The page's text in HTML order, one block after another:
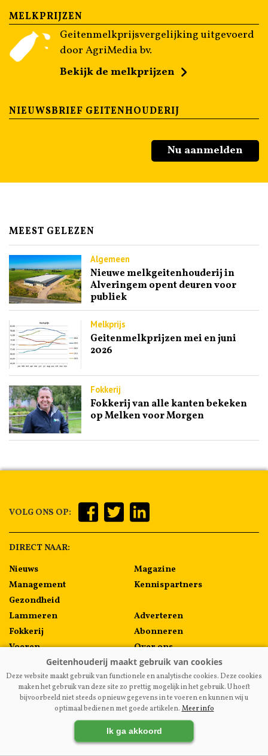
MELKPRIJZEN
Geitenmelkprijsvergelijking uitgevoerd
door AgriMedia bv.
Bekijk de melkprijzen
NIEUWSBRIEF GEITENHOUDERIJ
Nu aanmelden
MEEST GELEZEN
Algemeen
Nieuwe melkgeitenhouderij in
Alveringem opent deuren voor
publiek
Melkprijs
Geitenmelkprijzen mei en juni
2026
Fokkerij
Fokkerij van alle kanten bekeken
op Melken voor Morgen
VOLG ONS OP:
DIRECT NAAR:
Nieuws
Management
Gezondheid
Lammeren
Fokkerij
Voeren
Algemeen
Melkprijzen
Magazine
Kennispartners
Adverteren
Abonneren
Over ons
Contact
VAKBLADGEITENHOUDERIJ.NL DISCLAIMER
AGRIMEDIA
Deze website maakt gebruik van functionele en analytische cookies. Deze cookies
maken het gebruik van deze site zo prettig mogelijk in het gebruik. U hoeft
bijvoorbeeld niet steeds opnieuw gegevens in te voeren en kunnen wij u
optimaal bedienen met goede artikelen. Meer info
Ik ga akkoord